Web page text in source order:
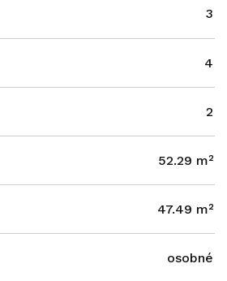
3
4
2
52.29 m²
47.49 m²
osobné